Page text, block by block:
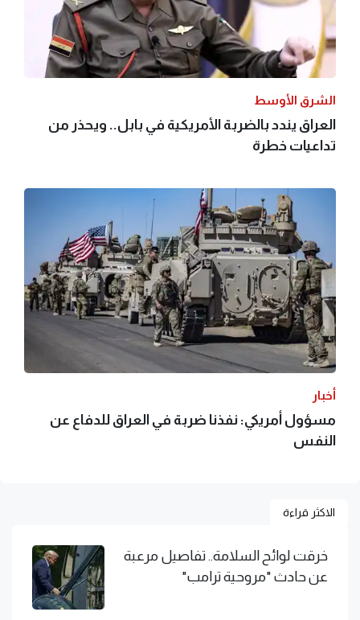
الشرق الأوسط
العراق يندد بالضربة الأمريكية في بابل.. ويحذر من
تداعيات خطرة
أخبار
مسؤول أمريكي: نفذنا ضربة في العراق للدفاع عن
النفس
الاكثر قراءة
خرقت لوائح السلامة.. تفاصيل مرعبة
عن حادث "مروحية ترامب"